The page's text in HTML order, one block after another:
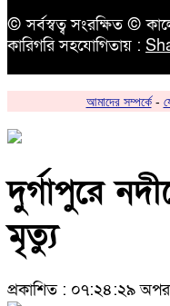
© সর্বস্বত্ব সংরক্ষিত ©
কারিগরি সহযোগিতায় :
আমাদের সম্পর্কে-
দুর্গাপুরে
মৃত্যু
প্রকাশিত : ০৭:২৪:২৯